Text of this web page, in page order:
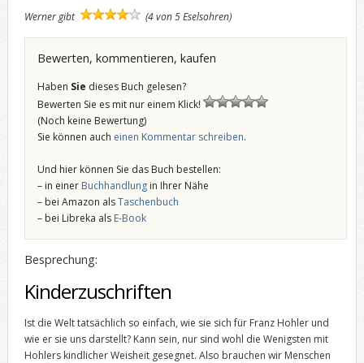
Werner gibt (4 von 5 Eselsohren)
Bewerten, kommentieren, kaufen
Haben Sie dieses Buch gelesen?
Bewerten Sie es mit nur einem Klick!
(Noch keine Bewertung)
Sie können auch einen Kommentar schreiben.
Und hier können Sie das Buch bestellen:
– in einer Buchhandlungin Ihrer Nähe
– bei Amazon alsTaschenbuch
– bei Libreka als E-Book
Besprechung:
Kinderzuschriften
Ist die Welt tatsächlich so einfach, wie sie sich für Franz Hohler und
wie er sie uns darstellt? Kann sein, nur sind wohl die Wenigsten mit
Hohlers kindlicher Weisheit gesegnet. Also brauchen wir Menschen